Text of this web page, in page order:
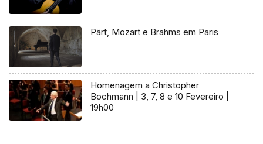
Pärt, Mozart e Brahms em Paris
Homenagem a Christopher
Bochmann | 3, 7, 8 e 10 Fevereiro |
19h00